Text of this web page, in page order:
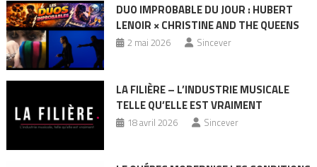
DUO IMPROBABLE DU JOUR : HUBERT
LENOIR × CHRISTINE AND THE QUEENS
2 mai 2026 Sincever
LA FILIÈRE – L’INDUSTRIE MUSICALE
TELLE QU’ELLE EST VRAIMENT
18 avril 2026 Sincever